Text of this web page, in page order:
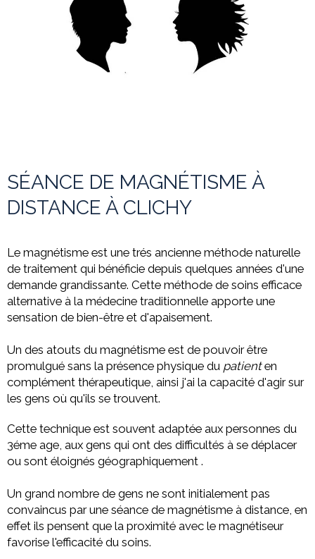
SÉANCE DE MAGNÉTISME À
DISTANCE À CLICHY
Le magnétisme est une trés ancienne méthode naturelle
de traitement qui bénéficie depuis quelques années d'une
demande grandissante. Cette méthode de soins efficace
alternative à la médecine traditionnelle apporte une
sensation de bien-être et d'apaisement.
Un des atouts du magnétisme est de pouvoir être
promulgué sans la présence physique du patienten
complément thérapeutique, ainsi j'ai la capacité d'agir sur
les gens où qu'ils se trouvent.
Cette technique est souvent adaptée aux personnes du
3éme age, aux gens qui ont des difficultés à se déplacer
ou sont éloignés géographiquement .
Un grand nombre de gens ne sont initialement pas
convaincus par une séance de magnétisme à distance, en
effet ils pensent que la proximité avec le magnétiseur
favorise l'efficacité du soins.